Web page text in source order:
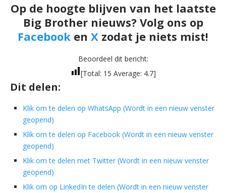
Op de hoogte blijven van het laatste
Big Brother nieuws? Volg ons op
Facebook en X zodat je niets mist!
Beoordeel dit bericht:
[Total: 15 Average: 4.7]
Dit delen:
Klik om te delen op WhatsApp (Wordt in een nieuw venster
geopend)
Klik om te delen op Facebook (Wordt in een nieuw venster
geopend)
Klik om te delen met Twitter (Wordt in een nieuw venster
geopend)
Klik om op LinkedIn te delen (Wordt in een nieuw venster